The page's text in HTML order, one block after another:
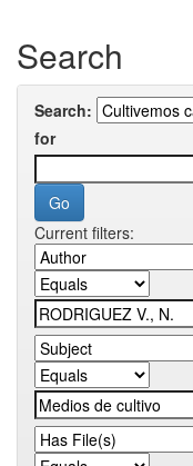
Search
Search:
for
Current filters: